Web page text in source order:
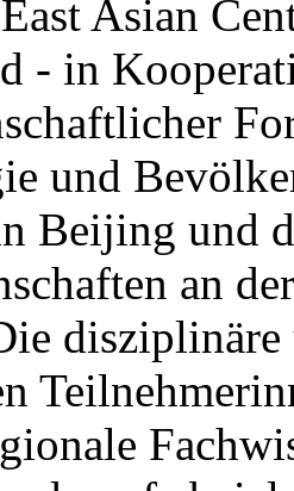
Asian
- in
und
Beijing und
an
disziplinäre